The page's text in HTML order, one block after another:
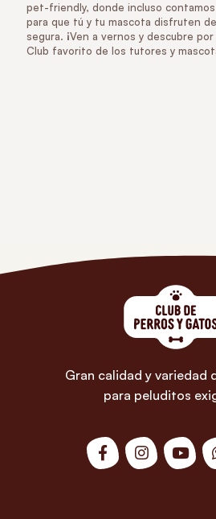
pet-friendly, donde incluso
para que tú y tu mascota disfruten
segura. ¡Ven a vernos y descubre
Club favorito de los tutores y
Gran calidad y variedad
para peluditos